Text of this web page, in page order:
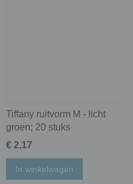
Tiffany ruitvorm M - licht
groen; 20 stuks
€ 2,17
In winkelwagen